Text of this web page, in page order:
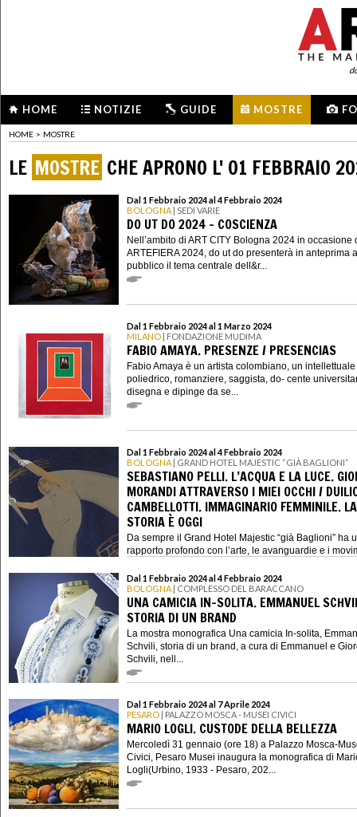
HOME NOTIZIE GUIDE MOSTRE
HOME > MOSTRE
LE MOSTRE CHE APRONO L' 01 FEBBRAIO
Dal 1 Febbraio 2024 al 4 Febbraio 2024
BOLOGNA | SEDI VARIE
DO UT DO 2024 - COSCIENZA
Nell’ambito di ART CITY Bologna 2024 in occasione
ARTEFIERA 2024, do ut do presenterà in anteprima
pubblico il tema centrale dell&r...
Dal 1 Febbraio 2024 al 1 Marzo 2024
MILANO | FONDAZIONE MUDIMA
FABIO AMAYA. PRESENZE / PRESENCIAS
Fabio Amaya è un artista colombiano, un intellettuale
poliedrico, romanziere, saggista, do- cente
disegna e dipinge da se...
Dal 1 Febbraio 2024 al 4 Febbraio 2024
BOLOGNA | GRAND HOTEL MAJESTIC “GIÀ BAGLIONI”
SEBASTIANO PELLI. L’ACQUA E LA LUCE.
MORANDI ATTRAVERSO I MIEI OCCHI /
CAMBELLOTTI. IMMAGINARIO FEMMINILE. LA
STORIA È OGGI
Da sempre il Grand Hotel Majestic “già Baglioni” ha
rapporto profondo con l’arte, le avanguardie e i
Dal 1 Febbraio 2024 al 4 Febbraio 2024
BOLOGNA | COMPLESSO DEL BARACCANO
UNA CAMICIA IN-SOLITA. EMMANUEL
STORIA DI UN BRAND
La mostra monografica Una camicia In-solita,
Schvili, storia di un brand, a cura di Emmanuel e
Schvili, nell...
Dal 1 Febbraio 2024 al 7 Aprile 2024
PESARO | PALAZZO MOSCA - MUSEI CIVICI
MARIO LOGLI. CUSTODE DELLA BELLEZZA
Mercoledì 31 gennaio (ore 18) a Palazzo Mosca-
Civici, Pesaro Musei inaugura la monografica di
Logli(Urbino, 1933 - Pesaro, 202...